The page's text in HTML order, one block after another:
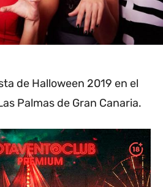
de Halloween 2019 en el
Palmas de Gran Canaria.